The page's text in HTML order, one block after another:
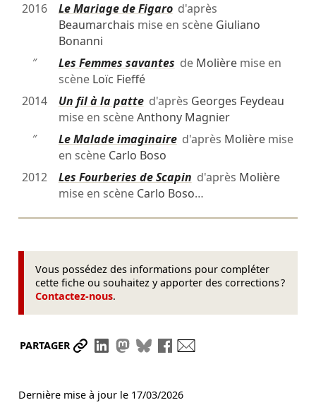
2016
Le Mariage de Figarod'après
Beaumarchais mise en scène Giuliano
Bonanni
″
Les Femmes savantes de Molièremise en
scène Loïc Fieffé
2014
Un fil à la patted'après Georges Feydeau
mise en scèneAnthony Magnier
″
Le Malade imaginaired'après Molièremise
en scène Carlo Boso
2012
Les Fourberies de Scapin d'après Molière
mise en scène Carlo Boso…
Vous possédez des informations pour compléter
cette fiche ou souhaitez y apporter des corrections ?
Contactez-nous.
PARTAGER Partager le lien
Partager sur LinkedIn
Partager sur Mastodon
Partager sur Bluesky
Partager sur Facebook
Dernière mise à jour le 17/03/2026